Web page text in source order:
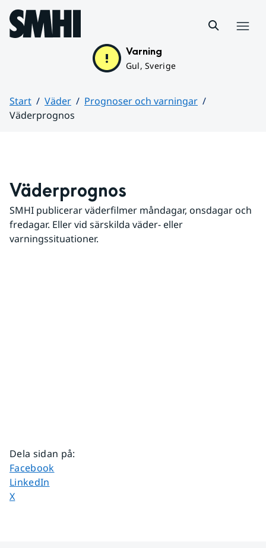
Hoppa till sidans innehåll
Varning
Gul, Sverige
Start Väder
Prognoser och varningar
Väderprognos
Väderprognos
SMHI publicerar väderfilmer måndagar, onsdagar och
fredagar. Eller vid särskilda väder- eller
varningssituationer.
Dela sidan på:
Dela sidan på
Facebook
Dela sidan på
LinkedIn
Dela sidan på
X